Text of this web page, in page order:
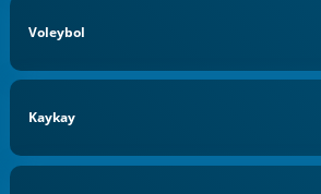
Voleybol
Kaykay